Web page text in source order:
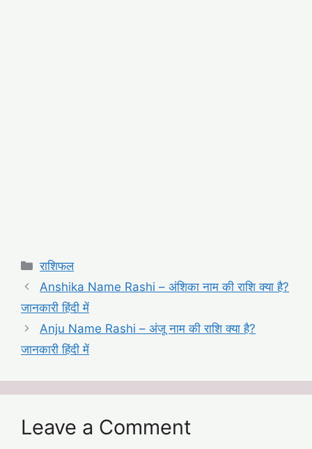
Categories
राशिफल
Anshika Name Rashi – अंशिका नाम की राशि क्या है?
जानकारी हिंदी में
Anju Name Rashi – अंजू नाम की राशि क्या है?
जानकारी हिंदी में
Leave a Comment